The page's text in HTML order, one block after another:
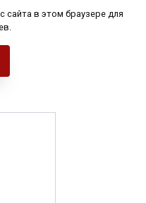
сайта в этом браузере для